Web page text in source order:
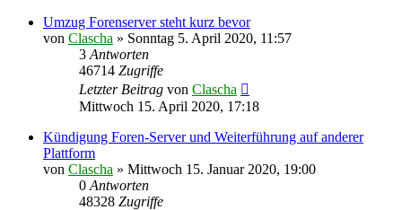
Umzug Forenserver steht kurz bevor
von Clascha » Sonntag 5. April 2020, 11:57
3 Antworten
46714 Zugriffe
Letzter Beitrag von Clascha
Mittwoch 15. April 2020, 17:18
Kündigung Foren-Server und Weiterführung auf anderer
Plattform
von Clascha » Mittwoch 15. Januar 2020, 19:00
0 Antworten
48328 Zugriffe